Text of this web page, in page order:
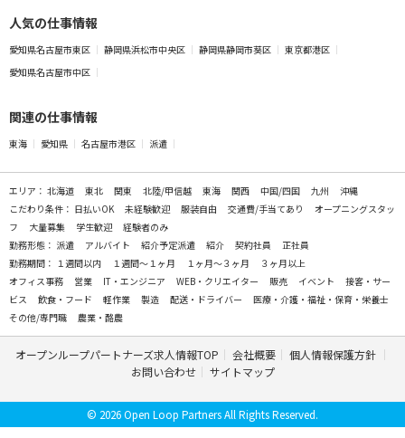
人気の仕事情報
愛知県名古屋市東区 静岡県浜松市中央区 静岡県静岡市葵区
東京都港区
愛知県名古屋市中区
関連の仕事情報
東海 愛知県 名古屋市港区 派遣
エリア： 北海道 東北 関東 北陸/甲信越 東海 関西 中国/四国 九州
沖縄
こだわり条件： 日払いOK 未経験歓迎 服装自由 交通費/手当てあり
オープニングスタッ
フ
大量募集 学生歓迎
経験者のみ
勤務形態： 派遣 アルバイト 紹介予定派遣 紹介 契約社員
正社員
勤務期間： １週間以内 １週間～１ヶ月 １ヶ月～３ヶ月
３ヶ月以上
オフィス事務
営業 IT・エンジニア WEB・クリエイター 販売 イベント
接客・サー
ビス
飲食・フード 軽作業 製造 配送・ドライバー
医療・介護・福祉・保育・栄養士
その他/専門職
農業・酪農
オープンループパートナーズ求人情報TOP 会社概要
個人情報保護方針
お問い合わせ
サイトマップ
© 2026 Open Loop Partners All Rights Reserved.